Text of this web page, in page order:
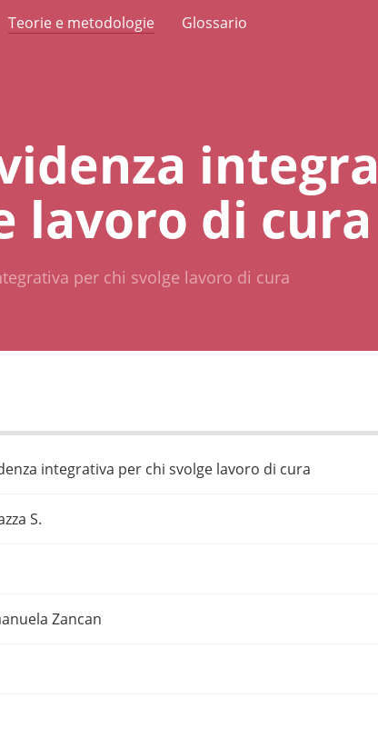
Teorie e metodologie Glossario
lavoro di cura
per chi svolge lavoro di cura
integrativa per chi svolge lavoro di cura
S.
Zancan